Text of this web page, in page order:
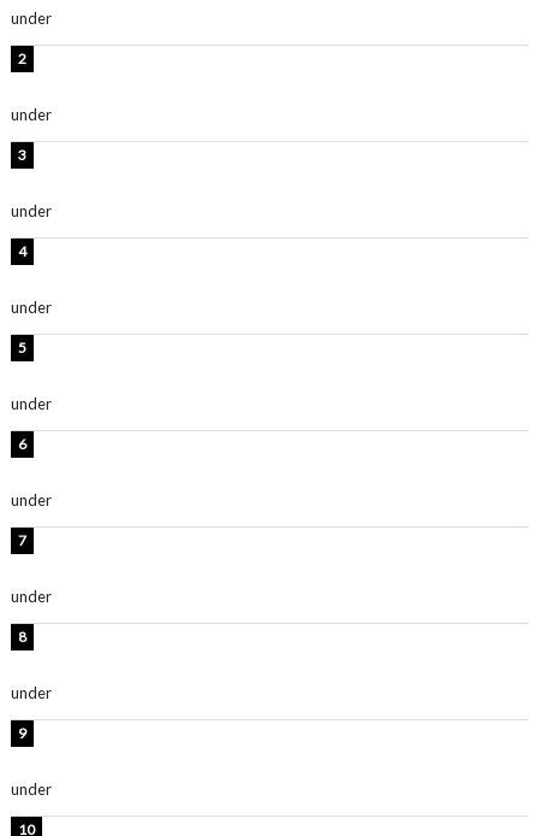
under
under
under
under
under
under
under
under
under